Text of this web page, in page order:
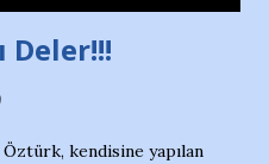
Deler!!!
Öztürk, kendisine yapılan